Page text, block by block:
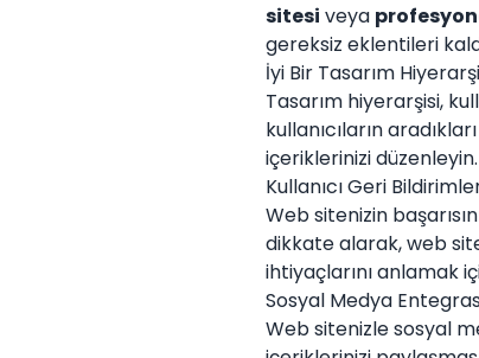
sitesi veya
gereksiz eklentileri
İyi Bir Tasarım
Tasarım hiyerarşisi,
kullanıcıların
içeriklerinizi düzenleyin.
Kullanıcı Geri
Web sitenizin
dikkate alarak, web
ihtiyaçlarını anlamak
Sosyal Medya
Web sitenizle sosyal